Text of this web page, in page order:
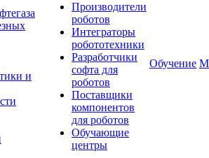
и
Производители
роботов
Интеграторы
робототехники
Разработчики
софта для
роботов
Поставщики
компонентов
для роботов
Обучающие
центры
Обучение